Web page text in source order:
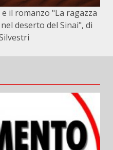
il romanzo "La ragazza
deserto del Sinai", di